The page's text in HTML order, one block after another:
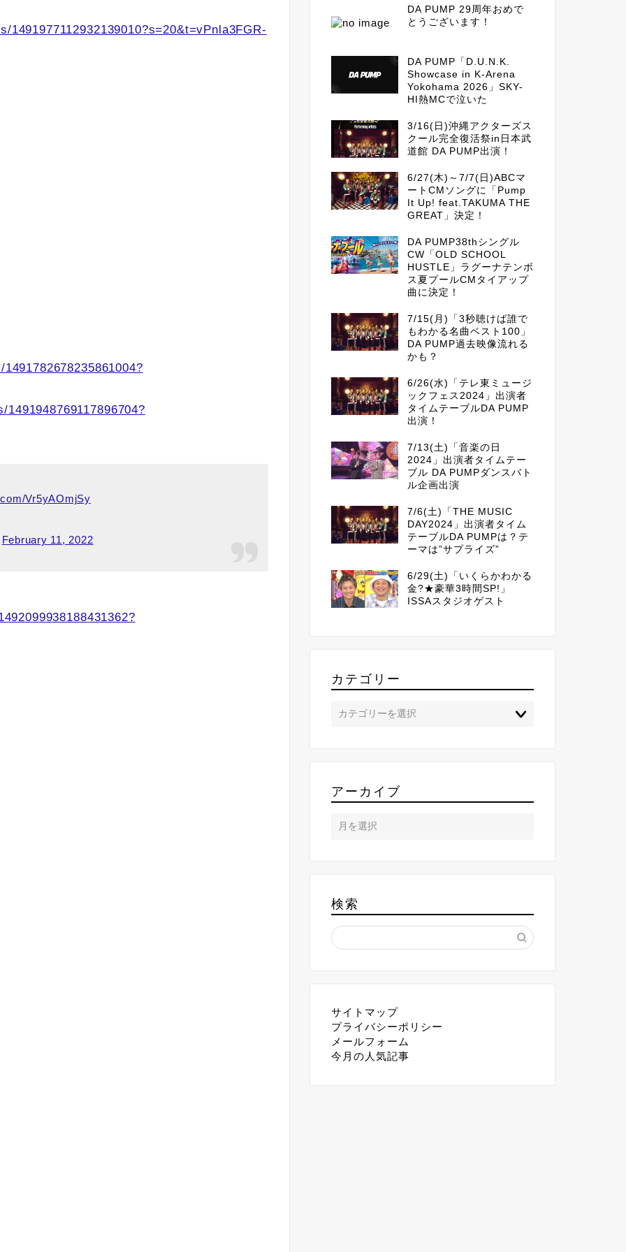
Vr5yAOmjSy
February 11, 2022
DA PUMP 29周年おめで
とうございます！
DA PUMP「D.U.N.K.
Showcase in K-Arena
Yokohama 2026」SKY-
HI熱MCで泣いた
3/16(日)沖縄アクターズス
クール完全復活祭in日本武
道館 DA PUMP出演！
6/27(木)～7/7(日)ABCマ
ートCMソングに「Pump
It Up! feat.TAKUMA THE
GREAT」決定！
DA PUMP38thシングル
CW「OLD SCHOOL
HUSTLE」ラグーナテンボ
ス夏プールCMタイアップ
曲に決定！
7/15(月)「3秒聴けば誰で
もわかる名曲ベスト100」
DA PUMP過去映像流れる
かも？
6/26(水)「テレ東ミュージ
ックフェス2024」出演者
タイムテーブルDA PUMP
出演！
7/13(土)「音楽の日
2024」出演者タイムテー
ブル DA PUMPダンスバト
ル企画出演
7/6(土)「THE MUSIC
DAY2024」出演者タイム
テーブルDA PUMPは？テ
ーマは”サプライズ”
6/29(土)「いくらかわかる
金?★豪華3時間SP!」
ISSAスタジオゲスト
カテゴリー
アーカイブ
検索
サイトマップ
プライバシーポリシー
メールフォーム
今月の人気記事